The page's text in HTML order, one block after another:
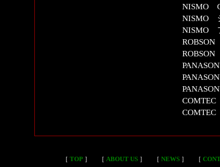
NISMO
NISMO
NISMO
［ TOP］ ［ ABOUT US］ ［ NEWS］ ［